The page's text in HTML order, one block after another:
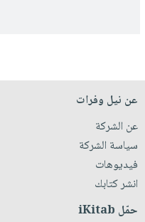
عن نيل وفرات
عن الشركة
سياسة الشركة
فيديوهات
انشر كتابك
حمّل iKitab